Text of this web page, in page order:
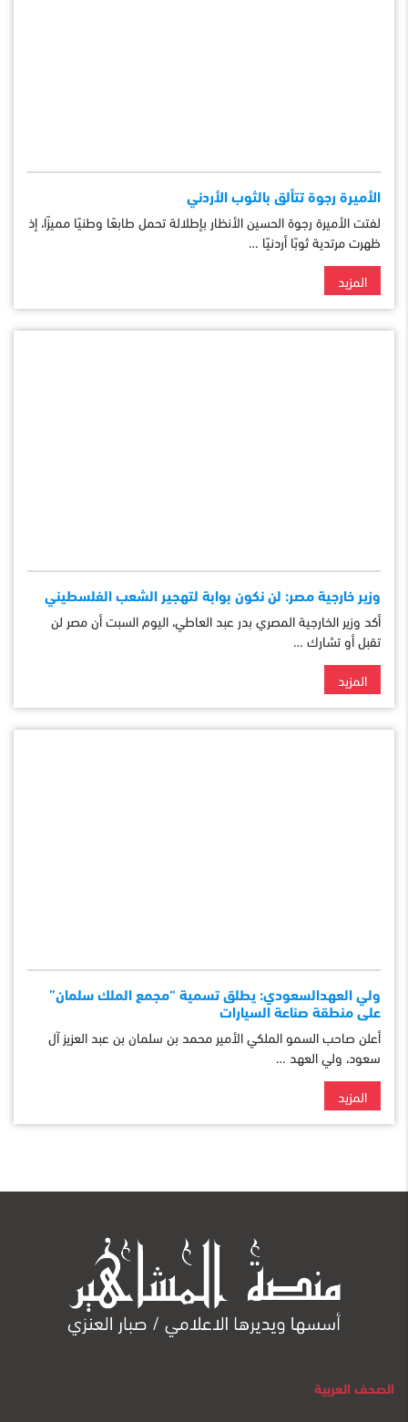
الأميرة رجوة تتألق بالثوب الأردني
لفتت الأميرة رجوة الحسين الأنظار بإطلالة تحمل طابعًا وطنيًا مميزًا، إذ
ظهرت مرتدية ثوبًا أردنيًا …
المزيد
وزير خارجية مصر: لن نكون بوابة لتهجير الشعب الفلسطيني
أكد وزير الخارجية المصري بدر عبد العاطي، اليوم السبت أن مصر لن
تقبل أو تشارك …
المزيد
ولي العهدالسعودي: يطلق تسمية “مجمع الملك سلمان”
على منطقة صناعة السيارات
أعلن صاحب السمو الملكي الأمير محمد بن سلمان بن عبد العزيز آل
سعود، ولي العهد …
المزيد
الصحف العربية